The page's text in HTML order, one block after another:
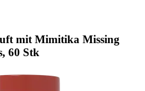
mit Mimitika Missing
60 Stk